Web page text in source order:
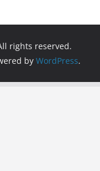
rights reserved.
by WordPress.